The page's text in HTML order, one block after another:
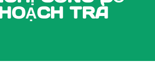
TRÀ